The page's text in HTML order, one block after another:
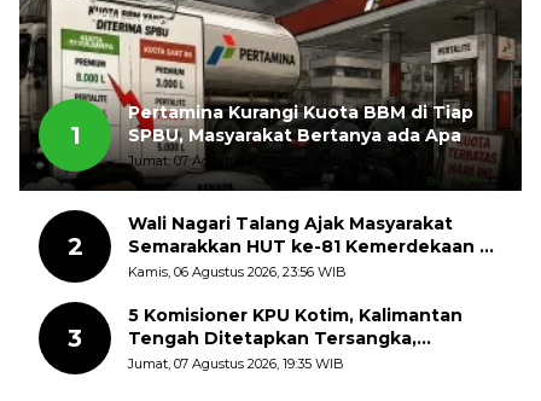
1
Pertamina Kurangi Kuota BBM di Tiap
SPBU, Masyarakat Bertanya ada Apa
Jumat, 07 Agustus 2026, 11:03 WIB
2
Wali Nagari Talang Ajak Masyarakat
Semarakkan HUT ke-81 Kemerdekaan RI
dengan Mengibarkan Bendera Merah
Kamis, 06 Agustus 2026, 23:56 WIB
3
5 Komisioner KPU Kotim, Kalimantan
Tengah Ditetapkan Tersangka,
Kerugian Negara ditaksir 10 Milyard
Jumat, 07 Agustus 2026, 19:35 WIB